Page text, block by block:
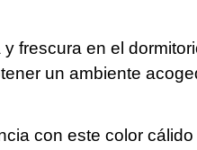
frescura en el
un ambiente
con este color